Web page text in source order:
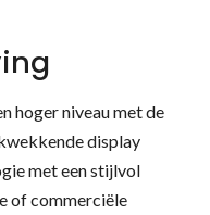
hoger niveau met de
display
met een stijlvol
of commerciële